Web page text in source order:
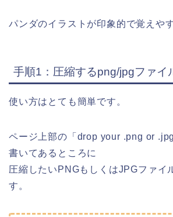
パンダのイラストが印象的で覚えや
手順1：圧縮するpng/jpgファイ
使い方はとても簡単です。
ページ上部の「drop your .png or
書いてあるところに
圧縮したいPNGもしくはJPGファイ
す。